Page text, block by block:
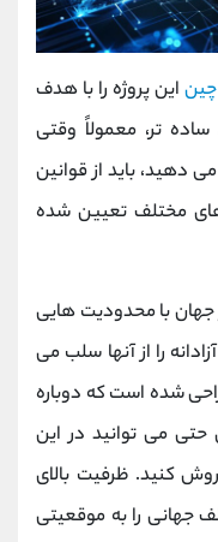
چین این پروژه را با هدف
ساده تر، معمولاً وقتی
دهید، باید از قوانین
مختلف تعیین شده
با محدودیت هایی
را از آنها سلب می
شده است که دوباره
می توانید در این
کنید. ظرفیت بالای
جهانی را به موقعیتی